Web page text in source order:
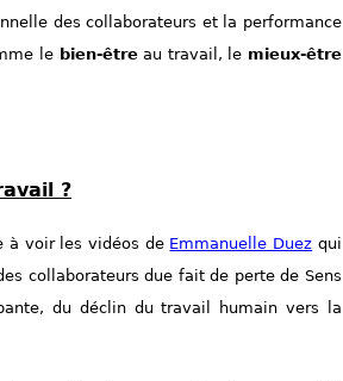
des collaborateurs et la performance
le bien-êtreau travail, le mieux-être
?
à voir les vidéos de Emmanuelle Duez qui
collaborateurs due fait de perte de Sens
du déclin du travail humain vers la